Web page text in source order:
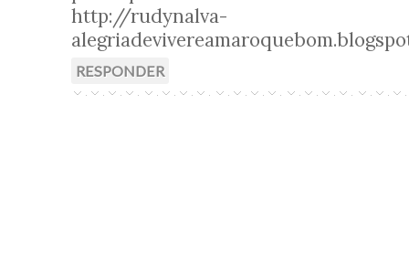
http://rudynalva-
RESPONDER